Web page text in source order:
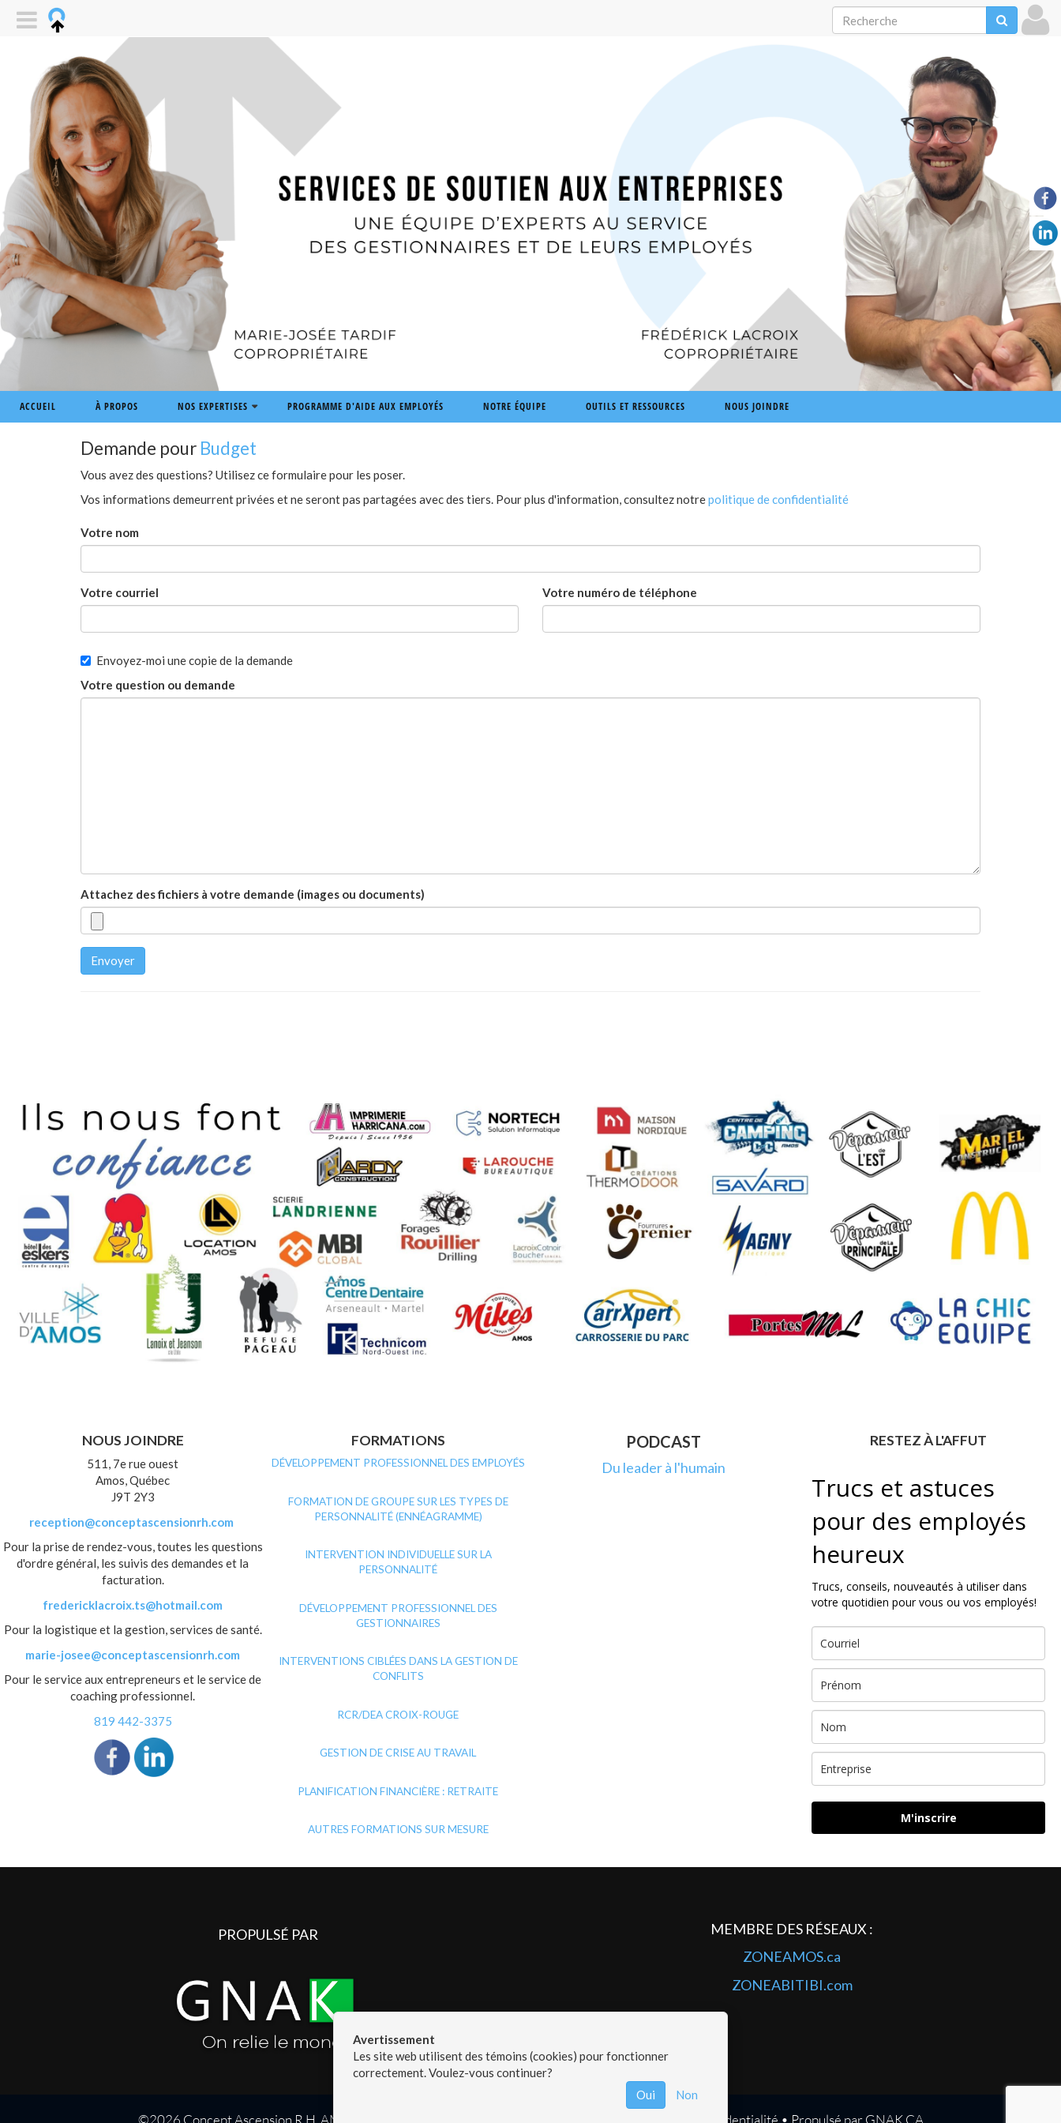
ACCUEIL À PROPOS NOS EXPERTISES PROGRAMME D'AIDE AUX EMPLOYÉS NOTRE ÉQUIPE OUTILS ET RESSOURCES NOUS JOINDRE
Demande pour Budget
Vous avez des questions? Utilisez ce formulaire pour les poser.
Vos informations demeurrent privées et ne seront pas partagées avec des tiers. Pour plus d'information, consultez notrepolitique de confidentialité
Votre nom
Votre courriel Votre numéro de téléphone
Envoyez-moi une copie de la demande
Votre question ou demande
Attachez des fichiers à votre demande (images ou documents)
Envoyer
NOUS JOINDRE
511, 7e rue ouest
Amos, Québec
J9T 2Y3
reception@conceptascensionrh.com
Pour la prise de rendez-vous, toutes les questions
d'ordre général, les suivis des demandes et la
facturation.
fredericklacroix.ts@hotmail.com
Pour la logistique et la gestion, services de santé.
marie-josee@conceptascensionrh.com
Pour le service aux entrepreneurs et le service de
coaching professionnel.
819 442-3375
FORMATIONS
DÉVELOPPEMENT PROFESSIONNEL DES EMPLOYÉS
FORMATION DE GROUPE SUR LES TYPES DE
PERSONNALITÉ (ENNÉAGRAMME)
INTERVENTION INDIVIDUELLE SUR LA
PERSONNALITÉ
DÉVELOPPEMENT PROFESSIONNEL DES
GESTIONNAIRES
INTERVENTIONS CIBLÉES DANS LA GESTION DE
CONFLITS
RCR/DEA CROIX-ROUGE
GESTION DE CRISE AU TRAVAIL
PLANIFICATION FINANCIÈRE : RETRAITE
AUTRES FORMATIONS SUR MESURE
PODCAST
Du leader à l'humain
RESTEZ À L'AFFUT
Trucs et astuces
pour des employés
heureux
Trucs, conseils, nouveautés à utiliser dans
votre quotidien pour vous ou vos employés!
M'inscrire
PROPULSÉ PAR
MEMBRE DES RÉSEAUX :
ZONEAMOS.ca
ZONEABITIBI.com
©2026 Concept Ascension R.H. AMOS Politique de confidentialité • Propulsé parGNAK.CA
Avertissement
Les site web utilisent des témoins (cookies) pour fonctionner
correctement. Voulez-vous continuer?
Oui
Non